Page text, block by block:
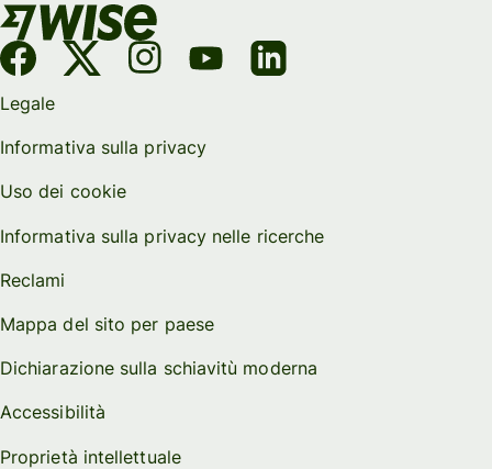
Legale
Informativa sulla privacy
Uso dei cookie
Informativa sulla privacy nelle ricerche
Reclami
Mappa del sito per paese
Dichiarazione sulla schiavitù moderna
Accessibilità
Proprietà intellettuale